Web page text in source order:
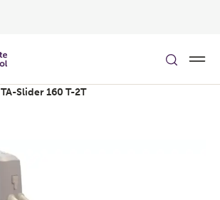
TA-Slider 160 T-2T